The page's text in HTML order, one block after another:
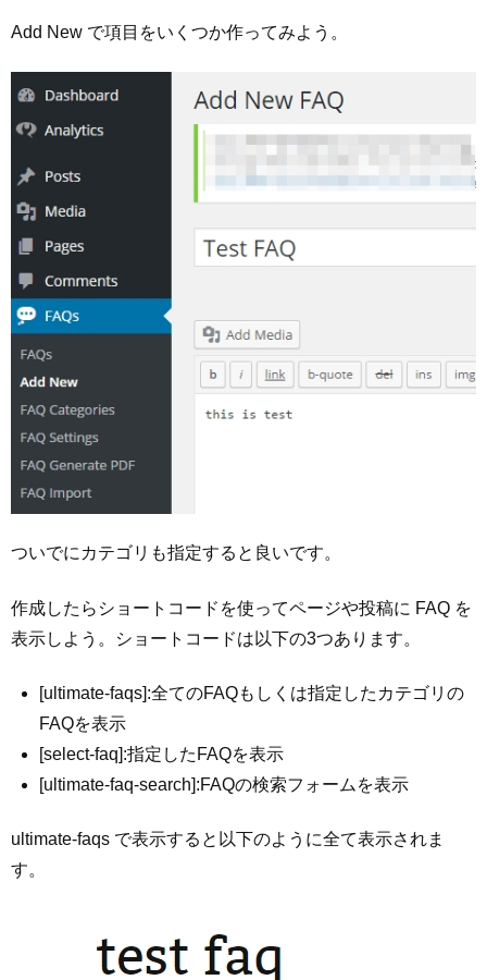
Add New で項目をいくつか作ってみよう。
ついでにカテゴリも指定すると良いです。
作成したらショートコードを使ってページや投稿に FAQ を
表示しよう。ショートコードは以下の3つあります。
[ultimate-faqs]:全てのFAQもしくは指定したカテゴリの
FAQを表示
[select-faq]:指定したFAQを表示
[ultimate-faq-search]:FAQの検索フォームを表示
ultimate-faqs で表示すると以下のように全て表示されま
す。